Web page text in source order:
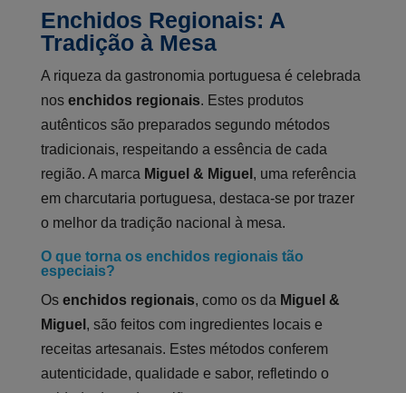
Enchidos Regionais: A
Tradição à Mesa
A riqueza da gastronomia portuguesa é celebrada
nos enchidos regionais. Estes produtos
autênticos são preparados segundo métodos
tradicionais, respeitando a essência de cada
região. A marca Miguel & Miguel , uma referência
em charcutaria portuguesa, destaca-se por trazer
o melhor da tradição nacional à mesa.
O que torna os enchidos regionais tão
especiais?
Os enchidos regionais, como os da Miguel &
Miguel , são feitos com ingredientes locais e
receitas artesanais. Estes métodos conferem
autenticidade, qualidade e sabor, refletindo o